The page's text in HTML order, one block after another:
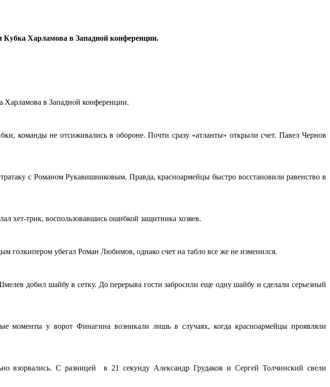
Харламова в Западной конференции.
Харламова в Западной конференции.
команды не отсиживались в обороне. Почти сразу «атланты» открыли счет. Павел Чернов
с Романом Рукавишниковым. Правда, красноармейцы быстро восстановили равенство в
хет-трик, воспользовавшись ошибкой защитника хозяев.
голкипером убегал Роман Любимов, однако счет на табло все же не изменился.
добил шайбу в сетку. До перерыва гости забросили еще одну шайбу и сделали серьезный
моменты у ворот Финагина возникали лишь в случаях, когда красноармейцы проявляли
взорвались. С разницей в 21 секунду Александр Грудаков и Сергей Толчинский свели